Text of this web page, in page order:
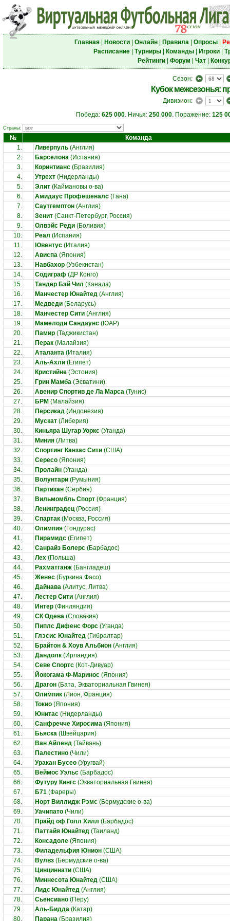
Главная| Новости| Онлайн| Правила| Опросы|
Расписание| Турниры| Команды| Игроки|
Рейтинги| Форум Чат|
Сезон:
Кубок межсезонья:
Дивизион:
Победа: 625 000. Ничья: 250 000. Поражение: 125
Страны:
№
Команда
1.
Ливерпуль (Англия)
2.
Барселона (Испания)
3.
Коринтианс (Бразилия)
4.
Утрехт (Нидерланды)
5.
Элит (Каймановы о-ва)
6.
Амидаус Профешеналс (Гана)
7.
Саутгемптон (Англия)
8.
Зенит (Санкт-Петербург, Россия)
9.
Олвэйс Реди (Боливия)
10.
Реал (Испания)
11.
Ювентус (Италия)
12.
Ависпа (Япония)
13.
Навбахор (Узбекистан)
14.
Содиграф (ДР Конго)
15.
Тандер Бэй Чил (Канада)
16.
Манчестер Юнайтед (Англия)
17.
Медведи (Беларусь)
18.
Манчестер Сити (Англия)
19.
Мамелоди Сандаунс (ЮАР)
20.
Памир (Таджикистан)
21.
Перак (Малайзия)
22.
Аталанта (Италия)
23.
Аль-Ахли (Египет)
24.
Кристийне (Эстония)
25.
Грин Мамба (Эсватини)
26.
Авенир Спортив де Ла Марса (Тунис)
27.
БРМ (Малайзия)
28.
Персикад (Индонезия)
29.
Мускат (Либерия)
30.
Киньяра Шугар Уоркс (Уганда)
31.
Миния (Литва)
32.
Спортинг Канзас Сити (США)
33.
Сересо (Япония)
34.
Пролайн (Уганда)
35.
Волунтари (Румыния)
36.
Партизан (Сербия)
37.
Вильмомбль Спорт (Франция)
38.
Ленинградец(Россия)
39.
Спартак (Москва, Россия)
40.
Олимпия (Гондурас)
41.
Пирамидс (Египет)
42.
Санрайз Болерс (Барбадос)
43.
Лех (Польша)
44.
Рахматганж (Бангладеш)
45.
Женес (Буркина Фасо)
46.
Дайнава (Алитус, Литва)
47.
Лестер Сити (Англия)
48.
Интер (Финляндия)
49.
СК Одева (Словакия)
50.
Пиплс Дифенс Форс (Уганда)
51.
Глэсис Юнайтед (Гибралтар)
52.
Брайтон & Хоув Альбион (Англия)
53.
Дандолк (Ирландия)
54.
Севе Спортс (Кот-Дивуар)
55.
Йокогама Ф-Маринос (Япония)
56.
Драгон (Бата, Экваториальная Гвинея)
57.
Олимпик (Лион, Франция)
58.
Токио (Япония)
59.
Юнитас (Нидерланды)
60.
Санфречче Хиросима (Япония)
61.
Бьяска (Швейцария)
62.
Ван Айленд (Тайвань)
63.
Палестино (Чили)
64.
Уракан Бусео (Уругвай)
65.
Веймос Уэльс (Барбадос)
66.
Футуру Кингс (Экваториальная Гвинея)
67.
Б71 (Фареры)
68.
Норт Виллидж Рэмс (Бермудские о-ва)
69.
Уачипато (Чили)
70.
Прайд оф Голл Хилл (Барбадос)
71.
Паттайя Юнайтед (Таиланд)
72.
Консадоле (Япония)
73.
Филадельфия Юнион (США)
74.
Вулвз (Бермудские о-ва)
75.
Цинциннати (США)
76.
Миннесота Юнайтед (США)
77.
Лидс Юнайтед (Англия)
78.
Сьенсиано (Перу)
79.
Аль-Бидда (Катар)
80.
Парана (Бразилия)